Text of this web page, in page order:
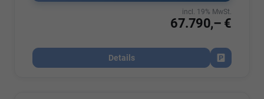
67.790,– €
incl. 19% MwSt.
Details
Fahrzeug